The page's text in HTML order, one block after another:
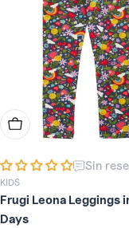
Elige Opciones
Sin
KIDS
Frugi Leona Leggings
Days